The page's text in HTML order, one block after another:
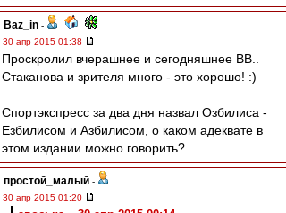
Baz_in -
30 апр 2015 01:38
Проскролил вчерашнее и сегодняшнее ВВ..
Стаканова и зрителя много - это хорошо! :)
Спортэкспресс за два дня назвал Озбилиса -
Езбилисом и Азбилисом, о каком адеквате в
этом издании можно говорить?
простой_малый -
30 апр 2015 01:20